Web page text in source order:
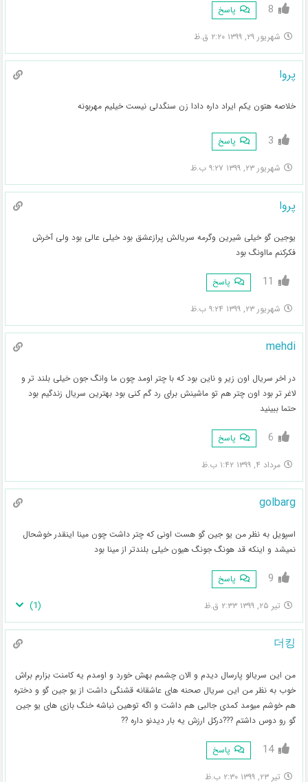
8 پاسخ
شهریور ۲۹, ۱۳۹۹ ۲:۲۰ ق.ظ
پروا
خلاصه هتون یکم ایراد داره دادا زن سنگدلی نیست خیلیم مهربونه
3 پاسخ
شهریور ۲۳, ۱۳۹۹ ۹:۲۷ ب.ظ
پروا
یوجین گو خیلی شیرین وگرمه سریالش پرازعشق بود خیلی عالی بود ولی آخرش
فکرکنم مااونگ بود
11 پاسخ
شهریور ۲۳, ۱۳۹۹ ۹:۲۴ ب.ظ
mehdi
در اخر سریال اون زیر و ناین بود که با چتر اومد چون ما وانگ جون خیلی بلند تر و
لاغر تر بود اون چتر هم تو ماشینش برای رد گم کنی بود بهترین سریال زندگیم بود
حتما ببینید
6 پاسخ
مرداد ۴, ۱۳۹۹ ۱:۴۲ ب.ظ
golbarg
اسپویل به نظر من یو جین گو هست اونی که چتر داشت چون مینا اینقدر خوشحال
نمیشد و اینکه قد هونگ جونگ هیون خیلی بلندتر از مینا بود
9 پاسخ
تیر ۲۵, ۱۳۹۹ ۲:۳۳ ق.ظ (
1
)
더킹
من این سریالو پارسال دیدم و الان چشمم بهش خورد و اومدم یه کامنت بزارم براش
خوب به نظر من این سریال صحنه های عاشقانه قشنگی داشت از یو جین گو و دختره
هم خوشم میومد کمدی جالبی هم داشت و اگه توهین نباشه خنگ بازی های یو جین
گو رو دوس داشتم ???درکل ارزش یه بار دیدنو داره ??
14 پاسخ
تیر ۲۳, ۱۳۹۹ ۲:۳۰ ب.ظ